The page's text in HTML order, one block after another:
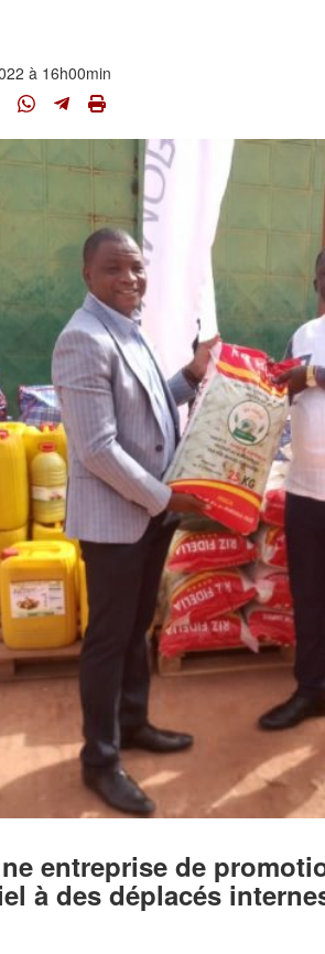
à 16h00min
entreprise de
à des déplacés